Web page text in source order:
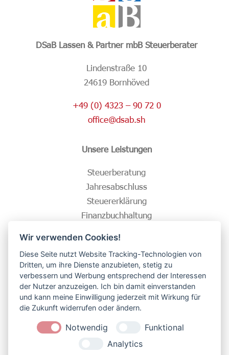
DSaB Lassen & Partner mbB Steuerberater
Lindenstraße 10
24619 Bornhöved
+49 (0) 4323 – 90 72 0
office@dsab.sh
Unsere Leistungen
Steuerberatung
Jahresabschluss
Steuererklärung
Finanzbuchhaltung
Unser Service für Sie
Terminvereinbarung
DSaB-App
Datenschutzerklärung
Impressum
Barrierefreiheitserklärung
Wir verwenden Cookies!
Diese Seite nutzt Website Tracking-Technologien von
Dritten, um ihre Dienste anzubieten, stetig zu
verbessern und Werbung entsprechend der Interessen
der Nutzer anzuzeigen. Ich bin damit einverstanden
und kann meine Einwilligung jederzeit mit Wirkung für
die Zukunft widerrufen oder ändern.
Notwendig
Funktional
Analytics